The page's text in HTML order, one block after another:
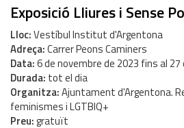
Exposició Lliures i Sense
Lloc Vestíbul Institut d'Argentona
Adreça Carrer Peons Caminers
Data 6denovembrede 2023 fins al 27
Durada tot el dia
Organitza Ajuntament d'Argentona.
feminismes i LGTBIQ+
Preu gratuït